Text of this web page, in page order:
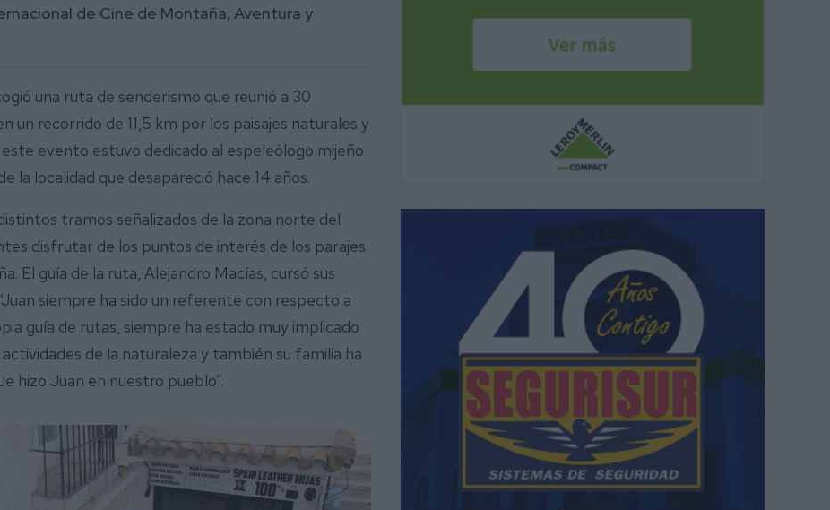
de Cine de Montaña, Aventura y
una ruta de senderismo que reunió a 30
un recorrido de 11,5 km por los paisajes naturales y
evento estuvo dedicado al espeleólogo mijeño
la localidad que desapareció hace 14 años.
tramos señalizados de la zona norte del
disfrutar de los puntos de interés de los parajes
El guía de la ruta, Alejandro Macías, cursó sus
siempre ha sido un referente con respecto a
guía de rutas, siempre ha estado muy implicado
de la naturaleza y también su familia ha
hizo Juan en nuestro pueblo”.